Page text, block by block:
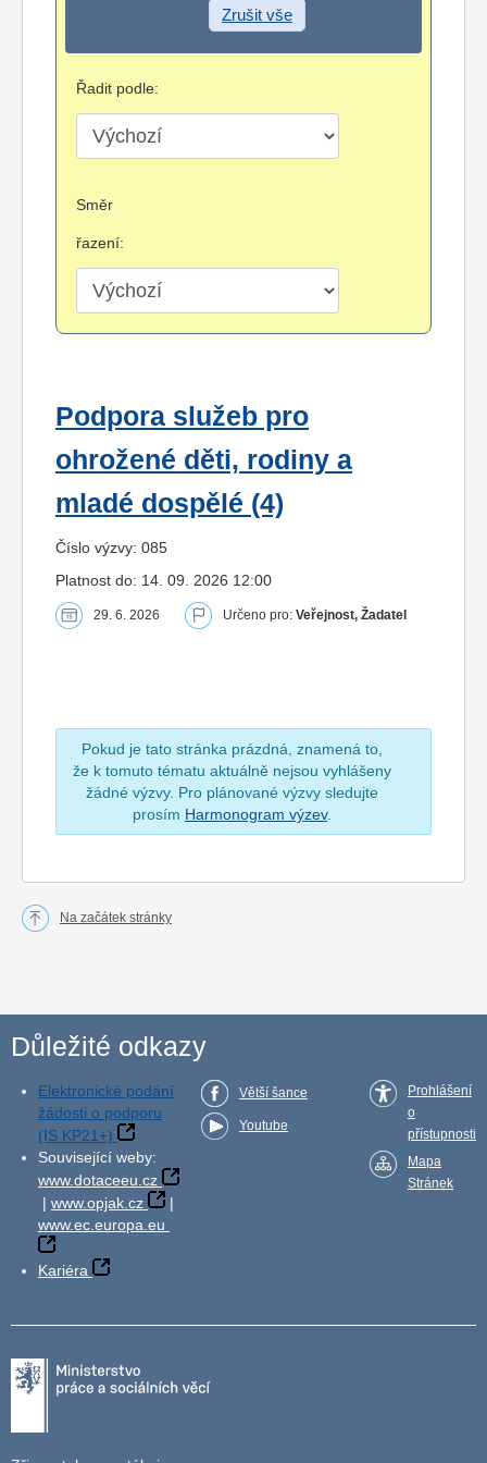
Zrušit vše
Řadit podle:
Směr
řazení:
Podpora služeb pro
ohrožené děti, rodiny a
mladé dospělé (4)
Číslo výzvy: 085
Platnost do: 14. 09. 2026 12:00
29. 6. 2026 Určeno pro: Veřejnost, Žadatel
Pokud je tato stránka prázdná, znamená to,
že k tomuto tématu aktuálně nejsou vyhlášeny
žádné výzvy. Pro plánované výzvy sledujte
prosím Harmonogram výzev.
Na začátek stránky
Důležité odkazy
Elektronické podání
žádosti o podporu
(IS KP21+)
Související weby:
www.dotaceeu.cz
| www.opjak.cz
|
www.ec.europa.eu
Kariéra
Větší šance
Youtube
Prohlášení
o
přístupnosti
Mapa
Stránek